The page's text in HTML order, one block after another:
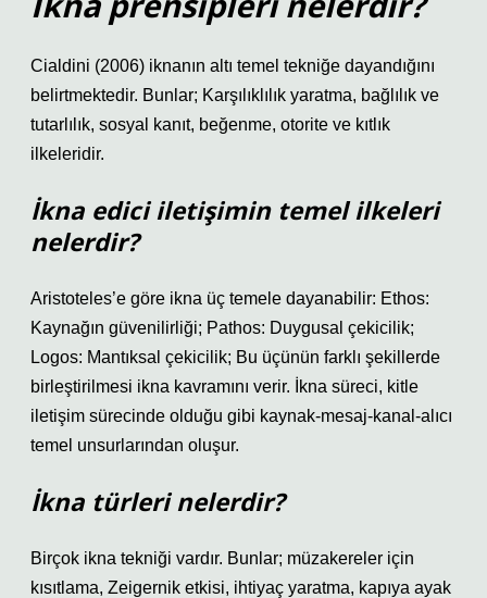
Cialdini (2006) iknanın altı temel tekniğe dayandığını
belirtmektedir. Bunlar; Karşılıklılık yaratma, bağlılık ve
tutarlılık, sosyal kanıt, beğenme, otorite ve kıtlık
ilkeleridir.
İkna edici iletişimin temel ilkeleri
nelerdir?
Aristoteles’e göre ikna üç temele dayanabilir: Ethos:
Kaynağın güvenilirliği; Pathos: Duygusal çekicilik;
Logos: Mantıksal çekicilik; Bu üçünün farklı şekillerde
birleştirilmesi ikna kavramını verir. İkna süreci, kitle
iletişim sürecinde olduğu gibi kaynak-mesaj-kanal-alıcı
temel unsurlarından oluşur.
İkna türleri nelerdir?
Birçok ikna tekniği vardır. Bunlar; müzakereler için
kısıtlama, Zeigernik etkisi, ihtiyaç yaratma, kapıya ayak